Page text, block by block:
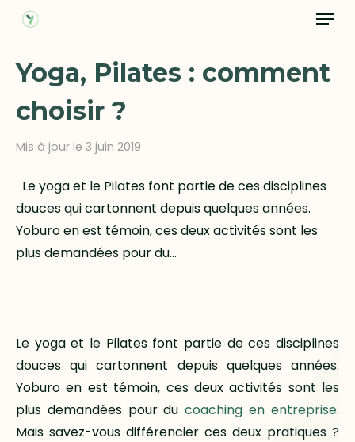
Skip
content
Menu
Yoga, Pilates : comment
choisir ?
Mis à jour le 3 juin 2019
Le yoga et le Pilates font partie de ces disciplines
douces qui cartonnent depuis quelques années.
Yoburo en est témoin, ces deux activités sont les
plus demandées pour du…
Le yoga et le Pilates font partie de ces disciplines
douces qui cartonnent depuis quelques années.
Yoburo en est témoin, ces deux activités sont les
plus demandées pour ducoaching en entreprise.
Mais savez-vous différencier ces deux pratiques ?
Menu